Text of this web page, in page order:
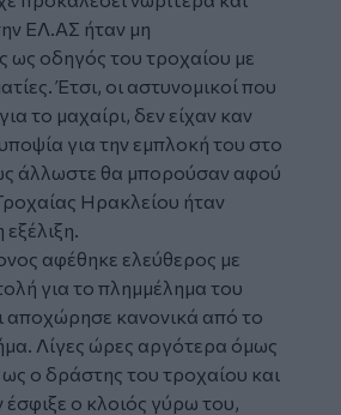
ΕΛ.ΑΣ ήταν μη
ως οδηγός του τροχαίου με
Έτσι, οι αστυνομικοί που
το μαχαίρι, δεν είχαν καν
για την εμπλοκή του στο
άλλωστε θα μπορούσαν αφού
Ηρακλείου ήταν
αφέθηκε ελεύθερος με
για το πλημμέλημα του
αποχώρησε κανονικά από το
Λίγες ώρες αργότερα όμως
ο δράστης του τροχαίου και
έσφιξε ο κλοιός γύρω του,